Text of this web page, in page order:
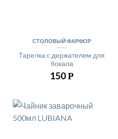
СТОЛОВЫЙ ФАРФОР
Тарелка с держателем для
бокала
150Р